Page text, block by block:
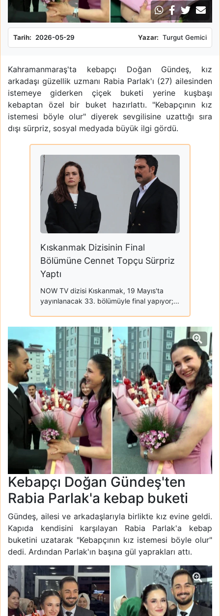
Tarih: 2026-05-29 Yazar: Turgut Gemici
Kahramanmaraş'ta kebapçı Doğan Gündeş, kız
arkadaşı güzellik uzmanı Rabia Parlak'ı (27) ailesinden
istemeye giderken çiçek buketi yerine kuşbaşı
kebaptan özel bir buket hazırlattı. "Kebapçının kız
istemesi böyle olur" diyerek sevgilisine uzattığı sıra
dışı sürpriz, sosyal medyada büyük ilgi gördü.
Kıskanmak Dizisinin Final
Bölümüne Cennet Topçu Sürpriz
Yaptı
NOW TV dizisi Kıskanmak, 19 Mayıs'ta
yayınlanacak 33. bölümüyle final yapıyor;...
Kebapçı Doğan Gündeş'ten
Rabia Parlak'a kebap buketi
Gündeş, ailesi ve arkadaşlarıyla birlikte kız evine geldi.
Kapıda kendisini karşılayan Rabia Parlak'a kebap
buketini uzatarak "Kebapçının kız istemesi böyle olur"
dedi. Ardından Parlak'ın başına gül yaprakları attı.